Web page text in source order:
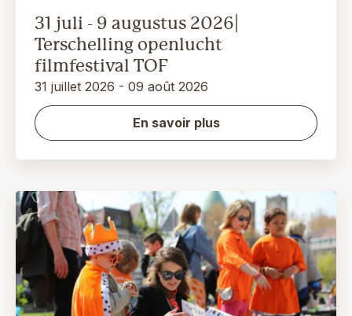
31 juli - 9 augustus 2026|
Terschelling openlucht
filmfestival TOF
31 juillet 2026 - 09 août 2026
En savoir plus